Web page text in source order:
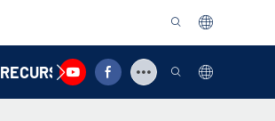
RECURSO CONTÁCTENOS